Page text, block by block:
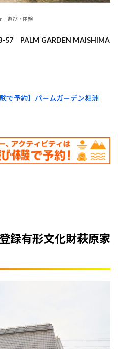
遊び・体験
57 PALM GARDEN MAISHIMA
で予約】パームガーデン舞洲
録有形文化財萩原家